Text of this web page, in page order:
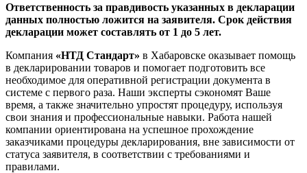
Ответственность за правдивость указанных в декларации
данных полностью ложится на заявителя. Срок действия
декларации может составлять от 1 до 5 лет.
Компания «НТД Стандарт» в Хабаровске оказывает помощь
в декларировании товаров и помогает подготовить все
необходимое для оперативной регистрации документа в
системе с первого раза. Наши эксперты сэкономят Ваше
время, а также значительно упростят процедуру, используя
свои знания и профессиональные навыки. Работа нашей
компании ориентирована на успешное прохождение
заказчиками процедуры декларирования, вне зависимости от
статуса заявителя, в соответствии с требованиями и
правилами.